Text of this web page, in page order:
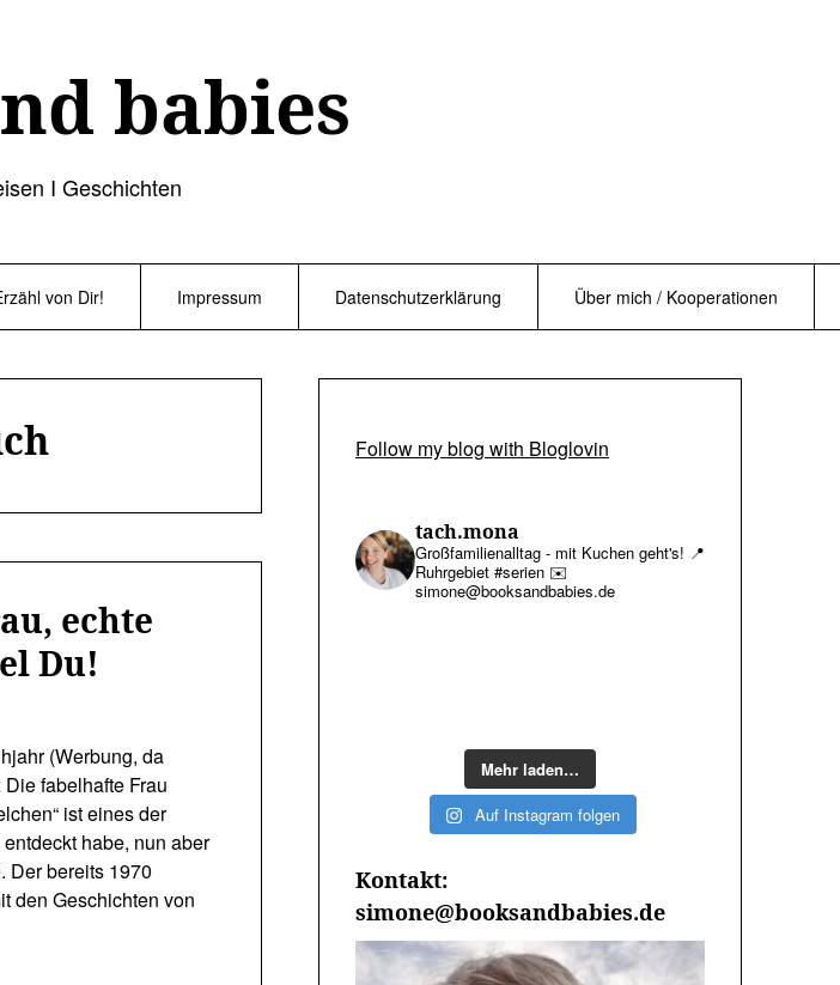
babies
I Geschichten
von Dir! Impressum Datenschutzerklärung Über mich / Kooperationen
echte
Du!
(Werbung, da
fabelhafte Frau
ist eines der
habe, nun aber
Der bereits 1970
den Geschichten von
Follow my blog with Bloglovin
tach.mona
Großfamilienalltag - mit Kuchen geht's! 📍
Ruhrgebiet #serien ✉️
simone@booksandbabies.de
Mehr laden…
Auf Instagram folgen
Kontakt:
simone@booksandbabies.de